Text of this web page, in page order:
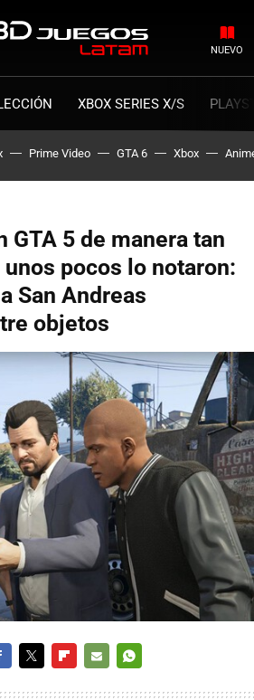
NUEVO
XBOX SERIES X/S
Prime Video GTA 6 Xbox
GTA 5 de manera tan
pocos lo notaron:
San Andreas
objetos